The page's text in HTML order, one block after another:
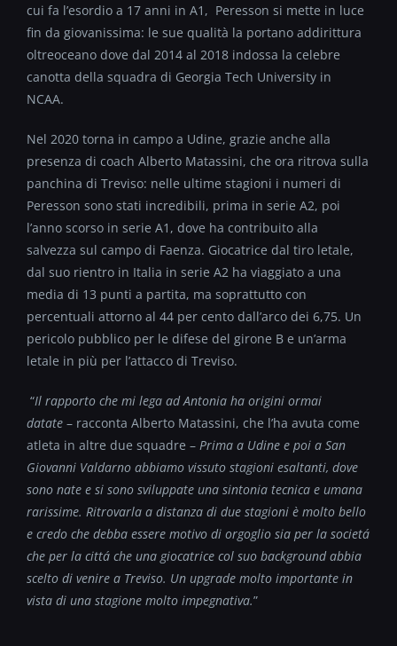
cui fa l’esordio a 17 anni in A1, Peresson si mette in luce
fin da giovanissima: le sue qualità la portano addirittura
oltreoceano dove dal 2014 al 2018 indossa la celebre
canotta della squadra di Georgia Tech University in
NCAA.
Nel 2020 torna in campo a Udine, grazie anche alla
presenza di coach Alberto Matassini, che ora ritrova sulla
panchina di Treviso: nelle ultime stagioni i numeri di
Peresson sono stati incredibili, prima in serie A2, poi
l’anno scorso in serie A1, dove ha contribuito alla
salvezza sul campo di Faenza. Giocatrice dal tiro letale,
dal suo rientro in Italia in serie A2 ha viaggiato a una
media di 13 punti a partita, ma soprattutto con
percentuali attorno al 44 per cento dall’arco dei 6,75. Un
pericolo pubblico per le difese del girone B e un’arma
letale in più per l’attacco di Treviso.
“Il rapporto che mi lega ad Antonia ha origini ormai
datate – racconta Alberto Matassini, che l’ha avuta come
atleta in altre due squadre – Prima a Udine e poi a San
Giovanni Valdarno abbiamo vissuto stagioni esaltanti, dove
sono nate e si sono sviluppate una sintonia tecnica e umana
rarissime. Ritrovarla a distanza di due stagioni è molto bello
e credo che debba essere motivo di orgoglio sia per la societá
che per la cittá che una giocatrice col suo background abbia
scelto di venire a Treviso. Un upgrade molto importante in
vista di una stagione molto impegnativa.”